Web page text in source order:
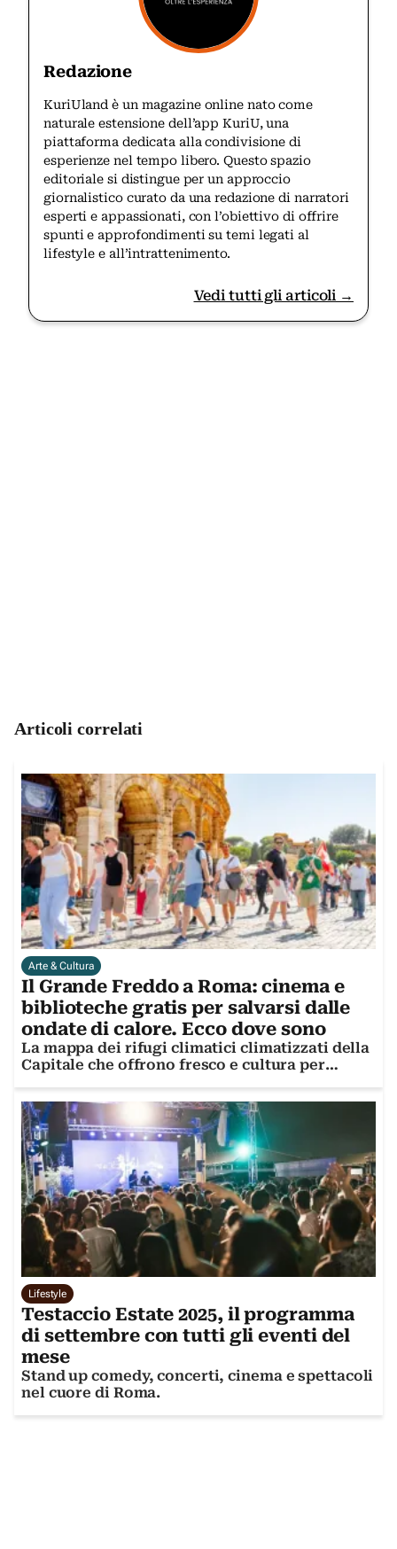
Redazione
KuriUland è un magazine online nato come
naturale estensione dell’app KuriU, una
piattaforma dedicata alla condivisione di
esperienze nel tempo libero. Questo spazio
editoriale si distingue per un approccio
giornalistico curato da una redazione di narratori
esperti e appassionati, con l’obiettivo di offrire
spunti e approfondimenti su temi legati al
lifestyle e all’intrattenimento.
Vedi tutti gli articoli →
Articoli correlati
Arte & Cultura
Il Grande Freddo a Roma: cinema e
biblioteche gratis per salvarsi dalle
ondate di calore. Ecco dove sono
La mappa dei rifugi climatici climatizzati della
Capitale che offrono fresco e cultura per
Lifestyle
Testaccio Estate 2025, il programma
di settembre con tutti gli eventi del
mese
Stand up comedy, concerti, cinema e spettacoli
nel cuore di Roma.